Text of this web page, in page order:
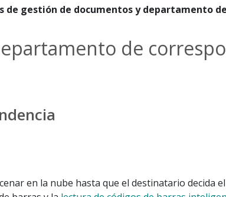
gestión de documentos y departamento
de
en la nube hasta que el destinatario decida